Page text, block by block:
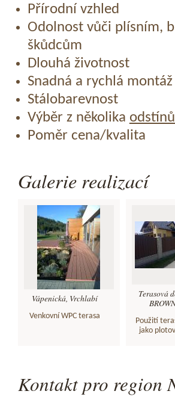
Přírodní vzhled
Odolnost vůči plísním,
škůdcům
Dlouhá životnost
Snadná a rychlá montáž
Stálobarevnost
Výběr z několika
Poměr cena/kvalita
Galerie realizací
Vápenická, Vrchlabí
Venkovní WPC terasa
Terasová
Použití
jako
Kontakt pro region